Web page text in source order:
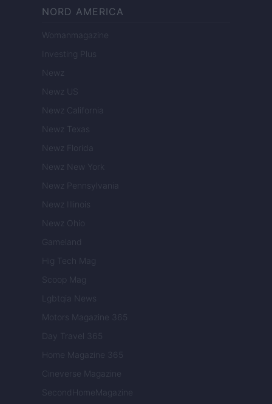
NORD AMERICA
Womanmagazine
Investing Plus
Newz
Newz US
Newz California
Newz Texas
Newz Florida
Newz New York
Newz Pennsylvania
Newz Illinois
Newz Ohio
Gameland
Hig Tech Mag
Scoop Mag
Lgbtqia News
Motors Magazine 365
Day Travel 365
Home Magazine 365
Cineverse Magazine
SecondHomeMagazine